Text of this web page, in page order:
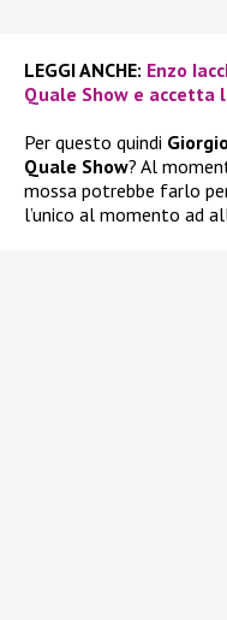
LEGGI ANCHE: Enzo
Quale Show e accetta
Per questo quindi
Quale Show? Al
mossa potrebbe farlo
l’unico al momento ad